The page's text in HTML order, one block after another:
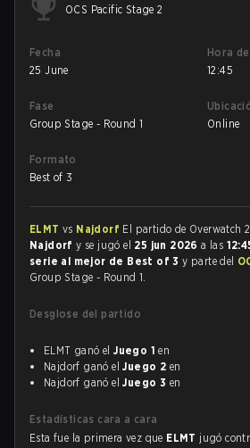
OCS Pacific Stage 2
Fecha
25 June
Hora
12:45
Fase
Group Stage - Round 1
Online
Formato
Best of 3
ELMT vs Najdorf El partido de Overwatch
Najdorfy se jugó el 25 jun 2026a las
serie al mejor de Best of 3y parte del
Group Stage - Round 1.
Desglose del partido
ELMT ganó elJuego 1 en
Najdorf ganó elJuego 2 en
Najdorf ganó elJuego 3 en
Estadísticas cara a cara
Esta fue la primera vez que ELMT jugó